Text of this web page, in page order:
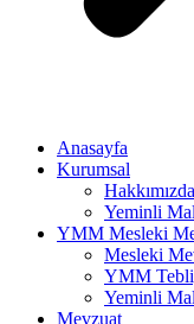
Anasayfa
Kurumsal
Hakkımızda
Yeminli
YMM Mesleki
Mesleki
YMM
Yeminli
Mevzuat